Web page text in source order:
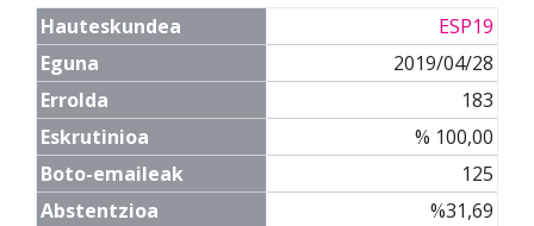
Hauteskundea
ESP19
Eguna
2019/04/28
Errolda
183
Eskrutinioa
% 100,00
Boto-emaileak
125
Abstentzioa
%31,69